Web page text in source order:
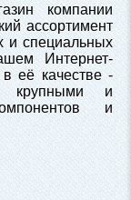
компании
ассортимент
и специальных
Интернет-
её качестве -
крупными и
и